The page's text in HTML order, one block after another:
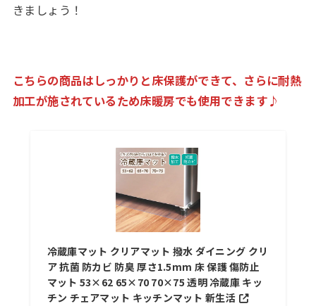
きましょう！
こちらの商品はしっかりと床保護ができて、さらに耐熱
加工が施されているため床暖房でも使用できます♪
冷蔵庫マット クリアマット 撥水 ダイニング クリ
ア 抗菌 防カビ 防臭 厚さ1.5mm 床 保護 傷防止
マット 53×62 65×70 70×75 透明 冷蔵庫 キッ
チン チェアマット キッチンマット 新生活